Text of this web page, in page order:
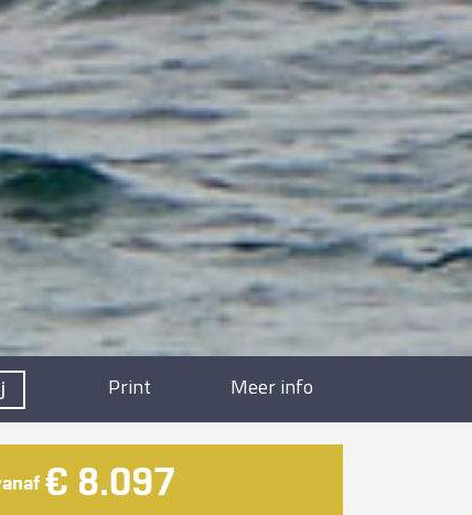
Print Meer info
€ 8.097